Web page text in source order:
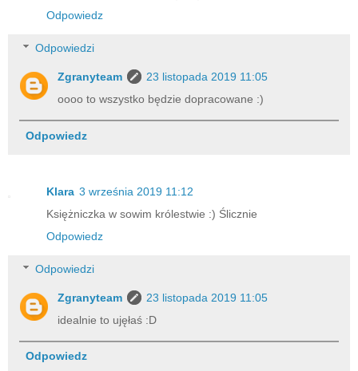
Odpowiedz
Odpowiedzi
Zgranyteam
23 listopada 2019 11:05
oooo to wszystko będzie dopracowane :)
Odpowiedz
Klara 3 września 2019 11:12
Księżniczka w sowim królestwie :) Ślicznie
Odpowiedz
Odpowiedzi
Zgranyteam
23 listopada 2019 11:05
idealnie to ujęłaś :D
Odpowiedz